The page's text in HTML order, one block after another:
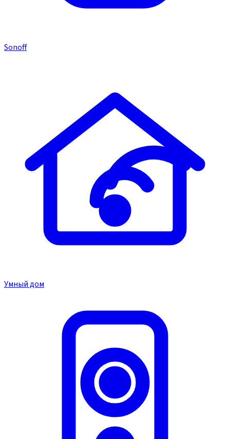
Sonoff
Умный дом